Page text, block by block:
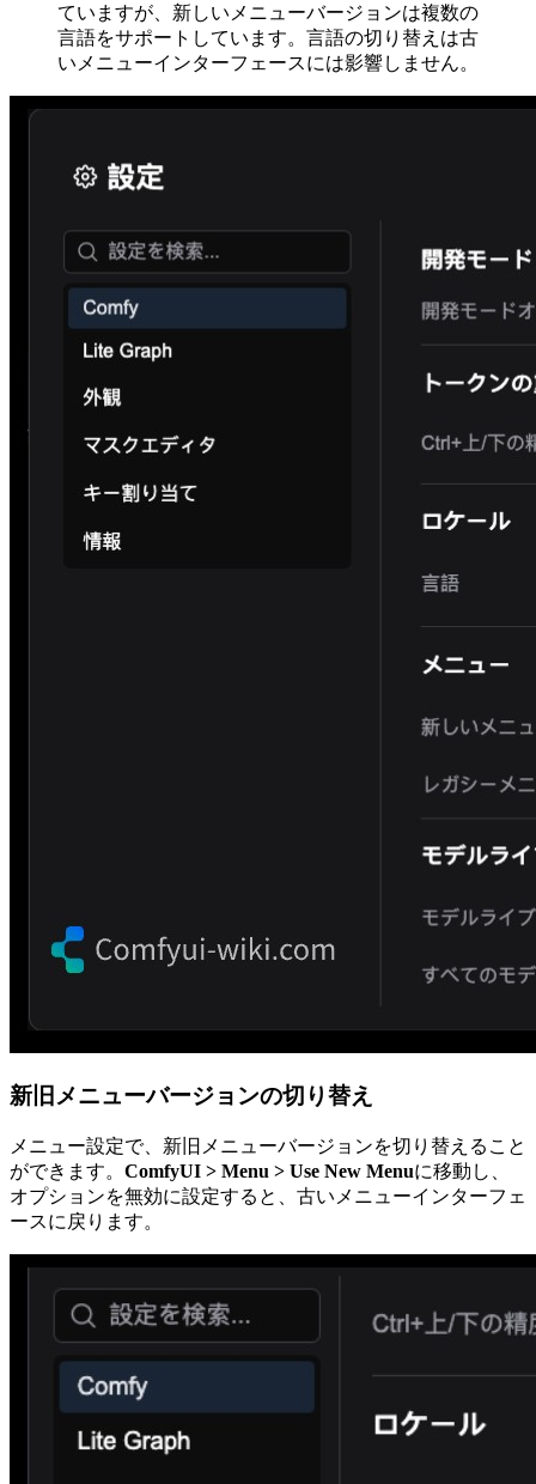
ていますが、新しいメニューバージョンは複数の
言語をサポートしています。言語の切り替えは古
いメニューインターフェースには影響しません。
新旧メニューバージョンの切り替え
メニュー設定で、新旧メニューバージョンを切り替えること
ができます。 ComfyUI > Menu > Use New Menuに移動し、
オプションを無効に設定すると、古いメニューインターフェ
ースに戻ります。